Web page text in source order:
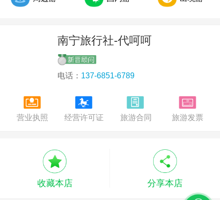
南宁旅行社-代呵呵
电话： 137-6851-6789
营业执照 经营许可证 旅游合同 旅游发票
收藏本店 分享本店